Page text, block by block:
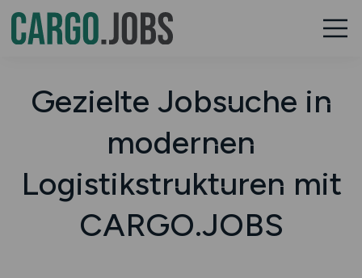
Gezielte Jobsuche in
modernen
Logistikstrukturen mit
CARGO.JOBS